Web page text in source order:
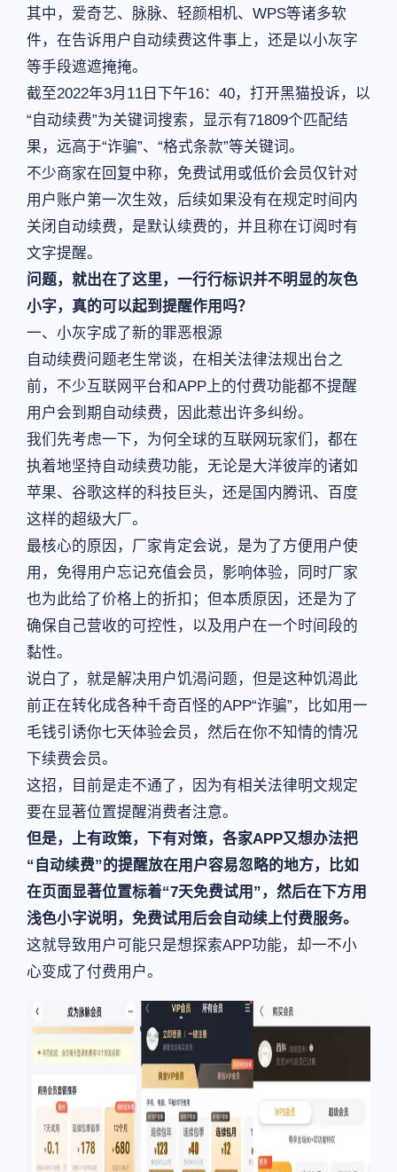
其中，爱奇艺、脉脉、轻颜相机、WPS等诸多软
件，在告诉用户自动续费这件事上，还是以小灰字
等手段遮遮掩掩。
截至2022年3月11日下午16：40，打开黑猫投诉，以
“自动续费”为关键词搜索，显示有71809个匹配结
果，远高于“诈骗”、“格式条款”等关键词。
不少商家在回复中称，免费试用或低价会员仅针对
用户账户第一次生效，后续如果没有在规定时间内
关闭自动续费，是默认续费的，并且称在订阅时有
文字提醒。
问题，就出在了这里，一行行标识并不明显的灰色
小字，真的可以起到提醒作用吗？
一、小灰字成了新的罪恶根源
自动续费问题老生常谈，在相关法律法规出台之
前，不少互联网平台和APP上的付费功能都不提醒
用户会到期自动续费，因此惹出许多纠纷。
我们先考虑一下，为何全球的互联网玩家们，都在
执着地坚持自动续费功能，无论是大洋彼岸的诸如
苹果、谷歌这样的科技巨头，还是国内腾讯、百度
这样的超级大厂。
最核心的原因，厂家肯定会说，是为了方便用户使
用，免得用户忘记充值会员，影响体验，同时厂家
也为此给了价格上的折扣；但本质原因，还是为了
确保自己营收的可控性，以及用户在一个时间段的
黏性。
说白了，就是解决用户饥渴问题，但是这种饥渴此
前正在转化成各种千奇百怪的APP“诈骗”，比如用一
毛钱引诱你七天体验会员，然后在你不知情的情况
下续费会员。
这招，目前是走不通了，因为有相关法律明文规定
要在显著位置提醒消费者注意。
但是，上有政策，下有对策，各家APP又想办法把
“自动续费”的提醒放在用户容易忽略的地方，比如
在页面显著位置标着“7天免费试用”，然后在下方用
浅色小字说明，免费试用后会自动续上付费服务。
这就导致用户可能只是想探索APP功能，却一不小
心变成了付费用户。